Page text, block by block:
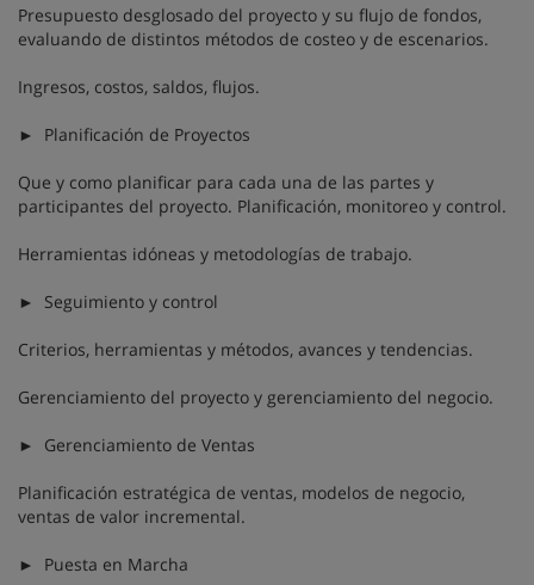
Presupuesto desglosado del proyecto y su flujo de fondos,
evaluando de distintos métodos de costeo y de escenarios.
Ingresos, costos, saldos, flujos.
► Planificación de Proyectos
Que y como planificar para cada una de las partes y
participantes del proyecto. Planificación, monitoreo y control.
Herramientas idóneas y metodologías de trabajo.
► Seguimiento y control
Criterios, herramientas y métodos, avances y tendencias.
Gerenciamiento del proyecto y gerenciamiento del negocio.
► Gerenciamiento de Ventas
Planificación estratégica de ventas, modelos de negocio,
ventas de valor incremental.
► Puesta en Marcha